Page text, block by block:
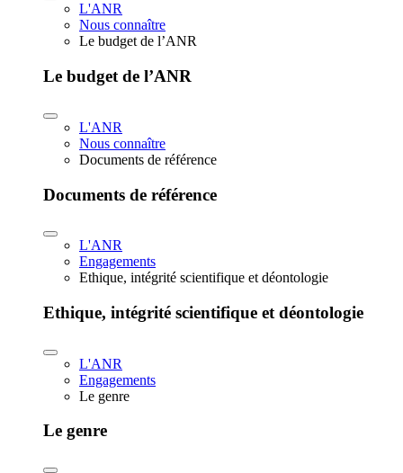
L'ANR
Nous connaître
Le budget de l’ANR
Le budget de l’ANR
L'ANR
Nous connaître
Documents de référence
Documents de référence
L'ANR
Engagements
Ethique, intégrité scientifique et déontologie
Ethique, intégrité scientifique et déontologie
L'ANR
Engagements
Le genre
Le genre